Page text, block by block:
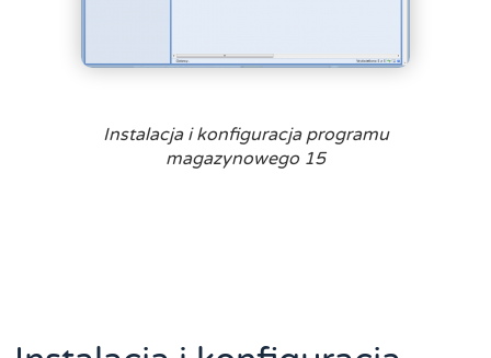
Instalacja i konfiguracja programu
magazynowego 15